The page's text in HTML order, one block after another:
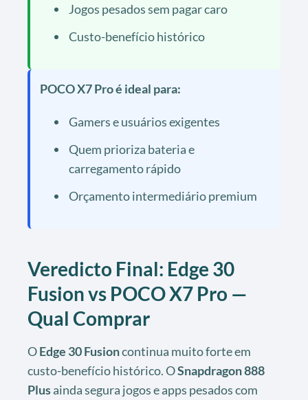
Jogos pesados sem pagar caro
Custo-benefício histórico
POCO X7 Pro é ideal para:
Gamers e usuários exigentes
Quem prioriza bateria e
carregamento rápido
Orçamento intermediário premium
Veredicto Final: Edge 30
Fusion vs POCO X7 Pro —
Qual Comprar
OEdge 30 Fusioncontinua muito forte em
custo-benefício histórico. OSnapdragon 888
Plusainda segura jogos e apps pesados com